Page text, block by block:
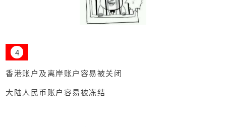
4
香港账户及离岸账户容易被关闭
大陆人民币账户容易被冻结